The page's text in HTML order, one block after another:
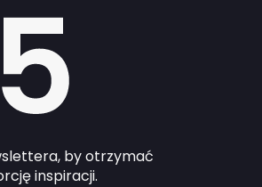
by otrzymać
inspiracji.